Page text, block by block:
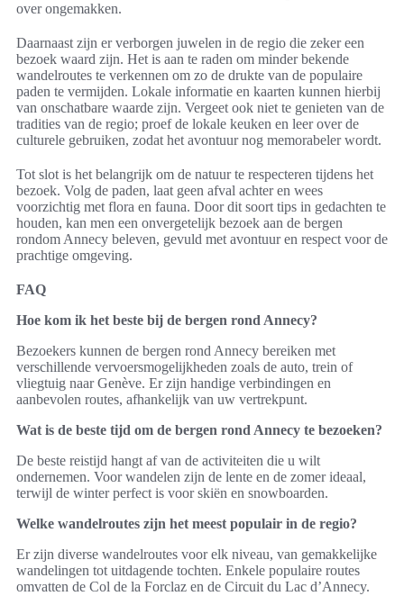
over ongemakken.
Daarnaast zijn er verborgen juwelen in de regio die zeker een
bezoek waard zijn. Het is aan te raden om minder bekende
wandelroutes te verkennen om zo de drukte van de populaire
paden te vermijden. Lokale informatie en kaarten kunnen hierbij
van onschatbare waarde zijn. Vergeet ook niet te genieten van de
tradities van de regio; proef de lokale keuken en leer over de
culturele gebruiken, zodat het avontuur nog memorabeler wordt.
Tot slot is het belangrijk om de natuur te respecteren tijdens het
bezoek. Volg de paden, laat geen afval achter en wees
voorzichtig met flora en fauna. Door dit soort tips in gedachten te
houden, kan men een onvergetelijk bezoek aan de bergen
rondom Annecy beleven, gevuld met avontuur en respect voor de
prachtige omgeving.
FAQ
Hoe kom ik het beste bij de bergen rond Annecy?
Bezoekers kunnen de bergen rond Annecy bereiken met
verschillende vervoersmogelijkheden zoals de auto, trein of
vliegtuig naar Genève. Er zijn handige verbindingen en
aanbevolen routes, afhankelijk van uw vertrekpunt.
Wat is de beste tijd om de bergen rond Annecy te bezoeken?
De beste reistijd hangt af van de activiteiten die u wilt
ondernemen. Voor wandelen zijn de lente en de zomer ideaal,
terwijl de winter perfect is voor skiën en snowboarden.
Welke wandelroutes zijn het meest populair in de regio?
Er zijn diverse wandelroutes voor elk niveau, van gemakkelijke
wandelingen tot uitdagende tochten. Enkele populaire routes
omvatten de Col de la Forclaz en de Circuit du Lac d’Annecy.